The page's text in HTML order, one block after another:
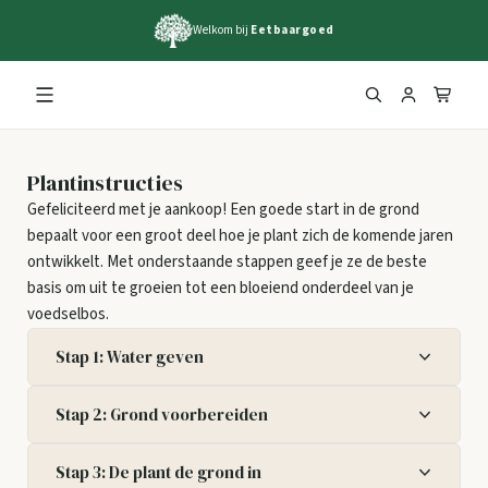
Welkom bij Eetbaargoed
Plantinstructies
Gefeliciteerd met je aankoop! Een goede start in de grond
bepaalt voor een groot deel hoe je plant zich de komende jaren
ontwikkelt. Met onderstaande stappen geef je ze de beste
basis om uit te groeien tot een bloeiend onderdeel van je
voedselbos.
Stap 1: Water geven
(sloot/hemelwater) zodat de kluit vol kan zuigen met
(Dit geldt alleen voor planten in pot!) De planten die
Stap 2: Grond voorbereiden
en een gat van ruim 30 cm breed zodat het zeker is dat
Stap 3: De plant de grond in